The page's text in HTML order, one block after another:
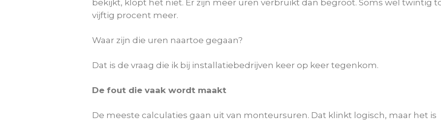
bekijkt, klopt het niet. Er zijn meer uren verbruikt dan begroot. Soms wel twintig
vijftig procent meer.
Waar zijn die uren naartoe gegaan?
Dat is de vraag die ik bij installatiebedrijven keer op keer tegenkom.
De fout die vaak wordt maakt
De meeste calculaties gaan uit van monteursuren. Dat klinkt logisch, maar het is